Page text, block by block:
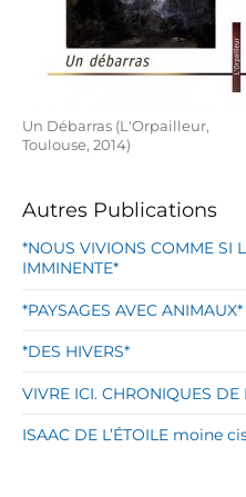
Un Débarras (L'Orpailleur,
Toulouse, 2014)
Autres Publications
*NOUS VIVIONS COMME SI
IMMINENTE*
*PAYSAGES AVEC ANIMAUX*
*DES HIVERS*
VIVRE ICI. CHRONIQUES DE
ISAAC DE L’ÉTOILE moine